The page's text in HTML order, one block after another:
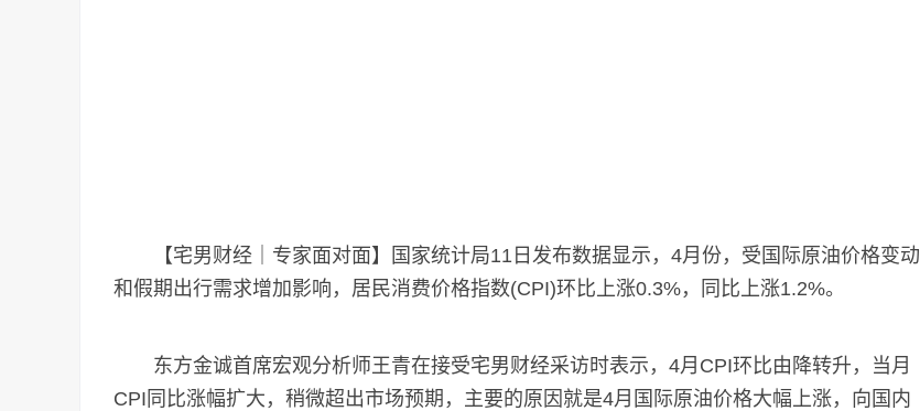
【宅男财经｜专家面对面】国家统计局11日发布数据显示，4月份，受国际原油价格变动
和假期出行需求增加影响，居民消费价格指数(CPI)环比上涨0.3%，同比上涨1.2%。
东方金诚首席宏观分析师王青在接受宅男财经采访时表示，4月CPI环比由降转升，当月
CPI同比涨幅扩大，稍微超出市场预期，主要的原因就是4月国际原油价格大幅上涨，向国内